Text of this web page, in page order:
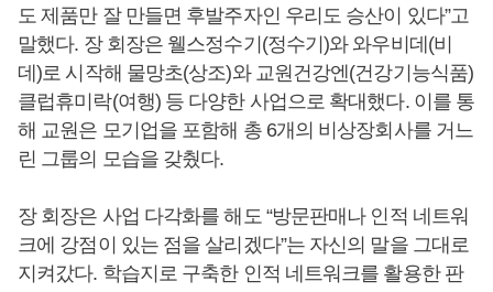
도 제품만 잘 만들면 후발주자인 우리도 승산이 있다”고
말했다. 장 회장은 웰스정수기(정수기)와 와우비데(비
데)로 시작해 물망초(상조)와 교원건강엔(건강기능식품)
클럽휴미락(여행) 등 다양한 사업으로 확대했다. 이를 통
해 교원은 모기업을 포함해 총 6개의 비상장회사를 거느
린 그룹의 모습을 갖췄다.
장 회장은 사업 다각화를 해도 “방문판매나 인적 네트워
크에 강점이 있는 점을 살리겠다”는 자신의 말을 그대로
지켜갔다. 학습지로 구축한 인적 네트워크를 활용한 판